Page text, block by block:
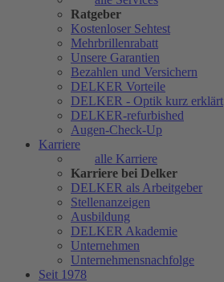
Ratgeber
Kostenloser Sehtest
Mehrbrillenrabatt
Unsere Garantien
Bezahlen und Versichern
DELKER Vorteile
DELKER - Optik kurz erklärt
DELKER-refurbished
Augen-Check-Up
Karriere
alle Karriere
Karriere bei Delker
DELKER als Arbeitgeber
Stellenanzeigen
Ausbildung
DELKER Akademie
Unternehmen
Unternehmensnachfolge
Seit 1978